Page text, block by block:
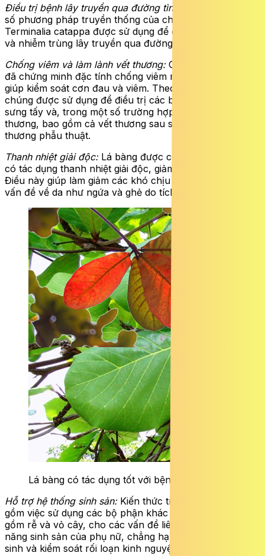
Điều trị bệnh lây truyền qua đường tình dục:
số phương pháp truyền thống của châu Phi và châu Á,
Terminalia catappa được sử dụng để điều trị các bệnh
và nhiễm trùng lây truyền qua đường tình dục.
Chống viêm và làm lành vết thương:Chiết xuất từ lá cây
đã chứng minh đặc tính chống viêm mạnh mẽ, có thể
giúp kiểm soát cơn đau và viêm. Theo truyền thống,
chúng được sử dụng để điều trị các bệnh liên quan đến
sưng tấy và, trong một số trường hợp, để điều trị vết
thương, bao gồm cả vết thương sau sinh hoặc vết
thương phẫu thuật.
Thanh nhiệt giải độc:Lá bàng được coi là có tính mát và
có tác dụng thanh nhiệt giải độc, giảm sưng và giảm đau.
Điều này giúp làm giảm các khó chịu phụ khoa hoặc các
vấn đề về da như ngứa và ghẻ do tích tụ ẩm nhiệt.
Lá bàng có tác dụng tốt với bệnh phụ khoa.
Hỗ trợ hệ thống sinh sản:Kiến thức truyền thống bao
gồm việc sử dụng các bộ phận khác nhau của cây, bao
gồm rễ và vỏ cây, cho các vấn đề liên quan đến khả
năng sinh sản của phụ nữ, chẳng hạn như điều trị vô
sinh và kiểm soát rối loạn kinh nguyệt.